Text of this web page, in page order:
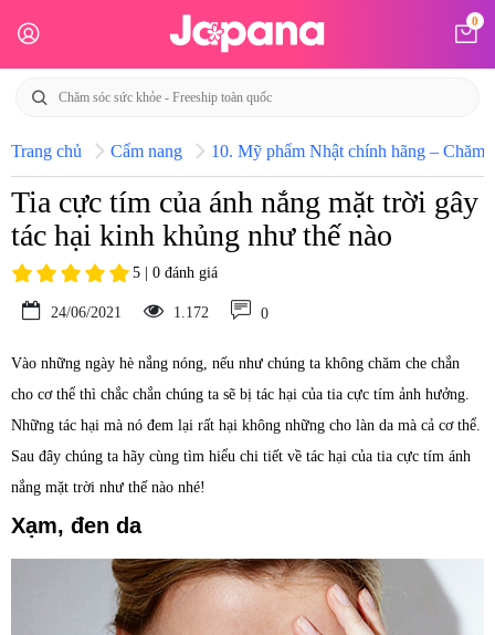
0
Trang chủ Cẩm nang 10. Mỹ phẩm Nhật chính hãng – Chăm
Tia cực tím của ánh nắng mặt trời gây
tác hại kinh khủng như thế nào
5 | 0 đánh giá
24/06/2021 1.172 0
Vào những ngày hè nắng nóng, nếu như chúng ta không chăm che chắn
cho cơ thể thì chắc chắn chúng ta sẽ bị tác hại của tia cực tím ảnh hưởng.
Những tác hại mà nó đem lại rất hại không những cho làn da mà cả cơ thể.
Sau đây chúng ta hãy cùng tìm hiểu chi tiết về tác hại của tia cực tím ánh
nắng mặt trời như thế nào nhé!
Xạm, đen da